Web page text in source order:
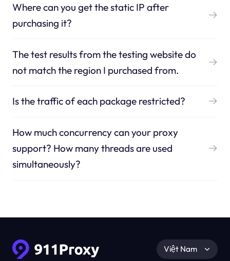
Where can you get the static IP after
purchasing it?
The test results from the testing website do
not match the region I purchased from.
Is the traffic of each package restricted?
How much concurrency can your proxy
support? How many threads are used
simultaneously?
Việt Nam